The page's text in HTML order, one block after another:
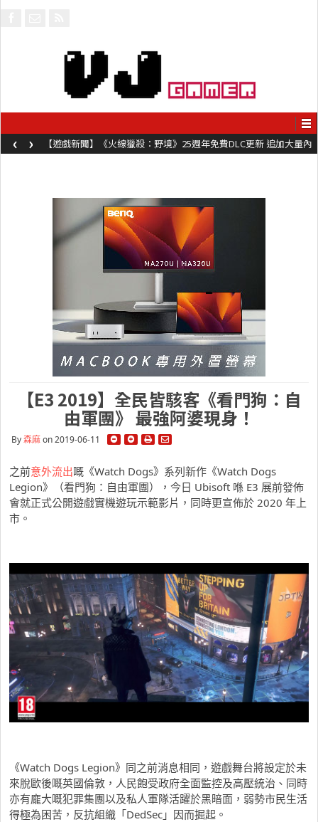
【遊戲新聞】《火線獵殺：野境》25週年免費DLC更新 追加大量內
容同時系舊作限時超平價折扣
‹ ›
【E3 2019】全民皆駭客《看門狗：自
由軍團》 最強阿婆現身！
By森麻on 2019-06-11
之前意外流出嘅《Watch Dogs》系列新作《Watch Dogs
Legion》（看門狗：自由軍團），今日 Ubisoft 喺 E3 展前發佈
會就正式公開遊戲實機遊玩示範影片，同時更宣佈於 2020 年上
市。
《Watch Dogs Legion》同之前消息相同，遊戲舞台將設定於未
來脫歐後嘅英國倫敦，人民飽受政府全面監控及高壓統治、同時
亦有龐大嘅犯罪集團以及私人軍隊活躍於黑暗面，弱勢市民生活
得極為困苦，反抗組織「DedSec」因而掘起。